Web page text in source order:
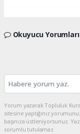
Okuyucu Yorumları
Yorum yazarak Topluluk
sitesine yaptığınız
başınıza üstleniyorsunuz.
sorumlu tutulamaz.